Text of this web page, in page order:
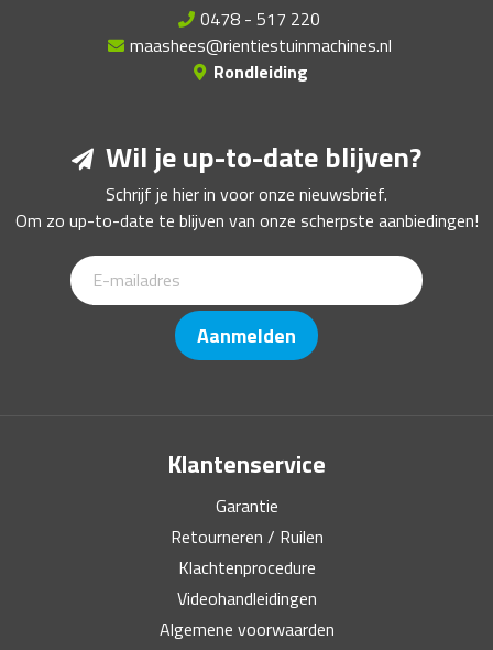
0478 - 517 220
maashees@rientiestuinmachines.nl
Rondleiding
Wil je up-to-date blijven?
Schrijf je hier in voor onze nieuwsbrief.
Om zo up-to-date te blijven van onze scherpste aanbiedingen!
Aanmelden
Klantenservice
Garantie
Retourneren / Ruilen
Klachtenprocedure
Videohandleidingen
Algemene voorwaarden